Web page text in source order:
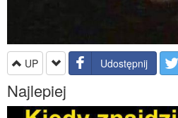
UP Udostępnij
Najlepiej